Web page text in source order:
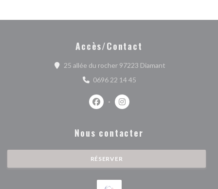
Accès/Contact
25 allée du rocher 97223 Diamant
0696 22 14 45
Facebook ((ouvre une nouvelle
Instagram ((ouvre une
Nous contacter
RÉSERVER